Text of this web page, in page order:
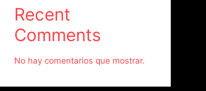
Recent
Comments
No hay comentarios que mostrar.